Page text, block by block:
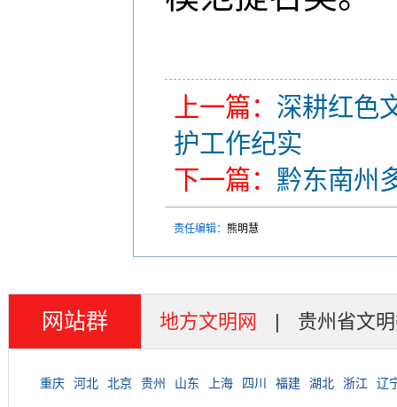
上一篇： 深耕红色
护工作纪实
下一篇： 黔东南州
责任编辑： 熊明慧
网站群 地方文明网 | 贵州省文
重庆 河北 北京 贵州 山东 上海 四川 福建 湖北 浙江 辽